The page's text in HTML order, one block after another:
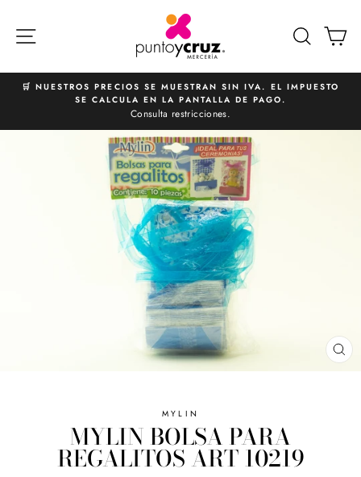
directamente
diapositivas
🛒 NUESTROS PRECIOS SE MUESTRAN SIN IVA. EL IMPUESTO
SE CALCULA EN LA PANTALLA DE PAGO.
Consulta restricciones.
MYLIN
MYLIN BOLSA PARA
REGALITOS ART 10219